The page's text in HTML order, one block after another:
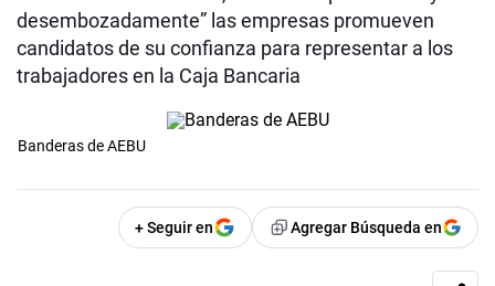
desembozadamente” las empresas promueven
candidatos de su confianza para representar a los
trabajadores en la Caja Bancaria
Banderas de AEBU
+ Seguir en Agregar Búsqueda en